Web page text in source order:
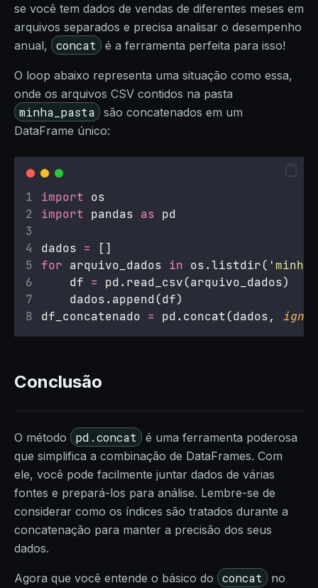
se você tem dados de vendas de diferentes meses em
arquivos separados e precisa analisar o desempenho
anual,
concat é a ferramenta perfeita para isso!
O loop abaixo representa uma situação como essa,
onde os arquivos CSV contidos na pasta
minha_pasta
são concatenados em um
DataFrame único:
import os
import pandas as pd
dados = []
for arquivo_dados in os.listdir( '
    df
= pd.read_csv(arquivo_dados)
    dados.append(df)
df_concatenado = pd.concat(dados,
Conclusão
O método pd.concat
é uma ferramenta poderosa
que simplifica a combinação de DataFrames. Com
ele, você pode facilmente juntar dados de várias
fontes e prepará-los para análise. Lembre-se de
considerar como os índices são tratados durante a
concatenação para manter a precisão dos seus
dados.
Agora que você entende o básico do concat
no